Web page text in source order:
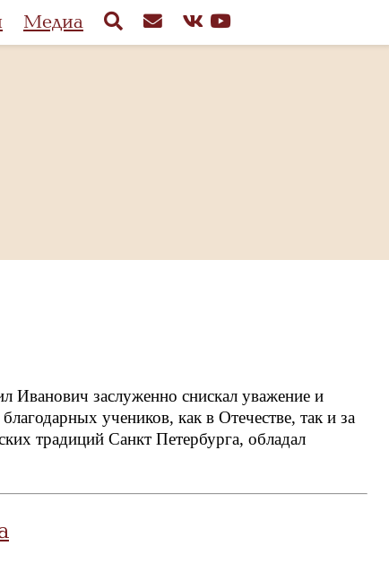
Медиа
Иванович заслуженно снискал уважение и
учеников, как в Отечестве, так и за
традиций Санкт Петербурга, обладал